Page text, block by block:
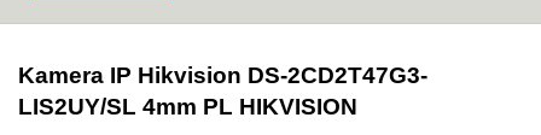
Kamera IP Hikvision DS-2CD2T47G3-
LIS2UY/SL 4mm PL HIKVISION